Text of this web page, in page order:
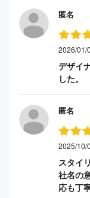
匿名
2026/01/
デザイ
した。
匿名
2025/10/
スタイ
社名の
応も丁